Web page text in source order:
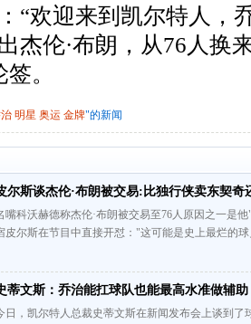
“欢迎来到凯尔特人，
杰伦·布朗，从76人换
。
明星 奥运 金牌"的新闻
尔斯谈杰伦·布朗被交易:比独行侠卖东契奇
嘴科沃赫德称杰伦·布朗被交易至76人原因之一是
皮尔斯在节目中直接开怼："这可能是史上最烂的
蒂文斯：乔治能扛球队也能最高水准做辅助
日，凯尔特人总裁史蒂文斯在新闻发布会上谈到了